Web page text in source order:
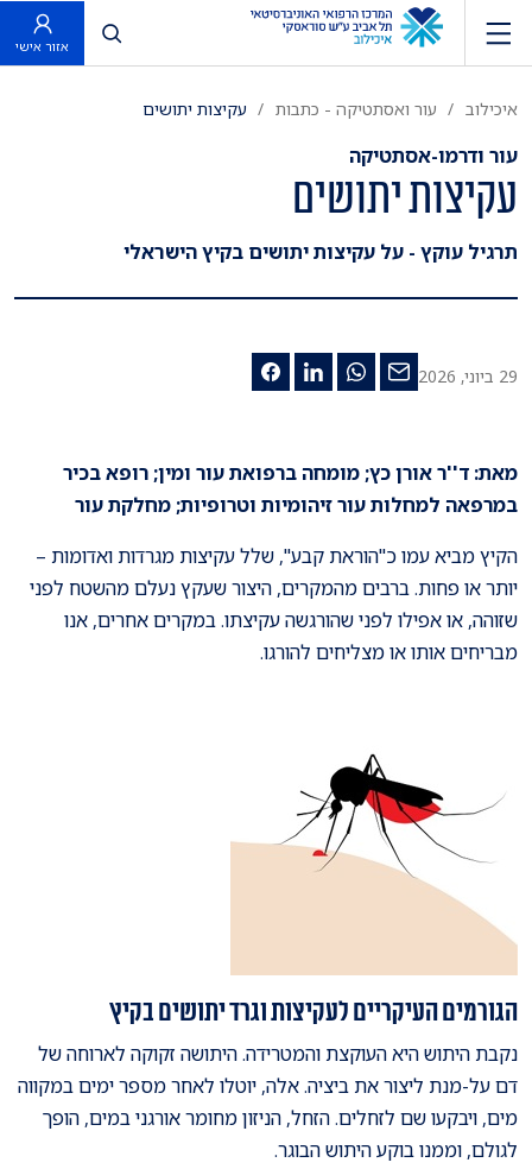
פתח חיפוש
אזור אישי
איכילוב עור ואסתטיקה - כתבות עקיצות יתושים
עור ודרמו-אסתטיקה
עקיצות יתושים
תרגיל עוקץ - על עקיצות יתושים בקיץ הישראלי
29 ביוני, 2026
מאת: ד''ר אורן כץ; מומחה ברפואת עור ומין; רופא בכיר
במרפאה למחלות עור זיהומיות וטרופיות; מחלקת עור
הקיץ מביא עמו כ"הוראת קבע", שלל עקיצות מגרדות ואדומות –
יותר או פחות. ברבים מהמקרים, היצור שעקץ נעלם מהשטח לפני
שזוהה, או אפילו לפני שהורגשה עקיצתו. במקרים אחרים, אנו
מבריחים אותו או מצליחים להורגו.
הגורמים העיקריים לעקיצות וגרד יתושים בקיץ
נקבת היתוש היא העוקצת והמטרידה. היתושה זקוקה לארוחה של
דם על-מנת ליצור את ביציה. אלה, יוטלו לאחר מספר ימים במקווה
מים, ויבקעו שם לזחלים. הזחל, הניזון מחומר אורגני במים, הופך
לגולם, וממנו בוקע היתוש הבוגר.